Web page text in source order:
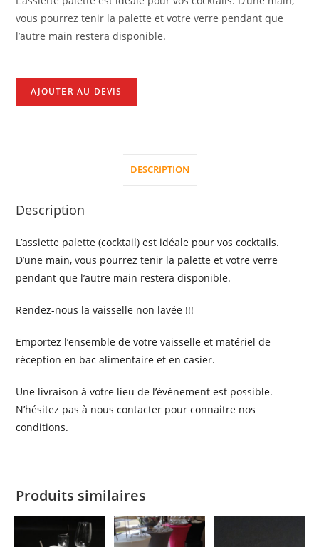
(cocktail)
vous pourrez tenir la palette et votre verre pendant que
l’autre main restera disponible.
AJOUTER AU DEVIS
DESCRIPTION
Description
L’assiette palette (cocktail) est idéale pour vos cocktails.
D’une main, vous pourrez tenir la palette et votre verre
pendant que l’autre main restera disponible.
Rendez-nous la vaisselle non lavée !!!
Emportez l’ensemble de votre vaisselle et matériel de
réception en bac alimentaire et en casier.
Une livraison à votre lieu de l’événement est possible.
N’hésitez pas à nous contacter pour connaitre nos
conditions.
Produits similaires